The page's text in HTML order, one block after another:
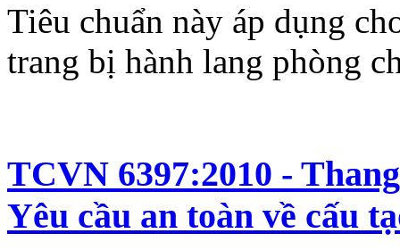
Tiêu chuẩn này áp dụng
trang bị hành lang phòng
TCVN 6397:2010 -
Yêu cầu an toàn về cấu